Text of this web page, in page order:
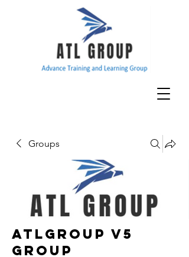
Groups
ATLGroup v5
Group